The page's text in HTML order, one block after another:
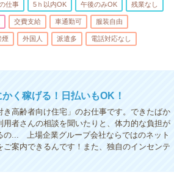
仕事 5ｈ以内OK 午後のみOK 残業なし
交費支給 車通勤可 服装自由
煙 外国人 派遣多 電話対応なし
く稼げる！日払いもOK！
高齢者向け住宅」のお仕事です。できたばか
者さんの相談を聞いたりと、体力的な負担が
... 上場企業グループ会社ならではのネット
案内できるんです！また、独自のインセンテ